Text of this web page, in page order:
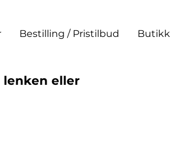
Bestilling / Pristilbud Butikk
lenken eller